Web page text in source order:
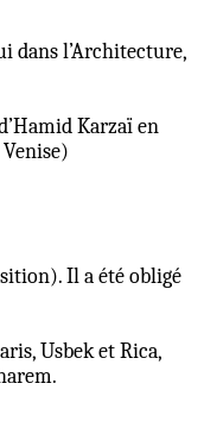
dans l’Architecture,
Karzaï en
Il a été obligé
Usbek et Rica,